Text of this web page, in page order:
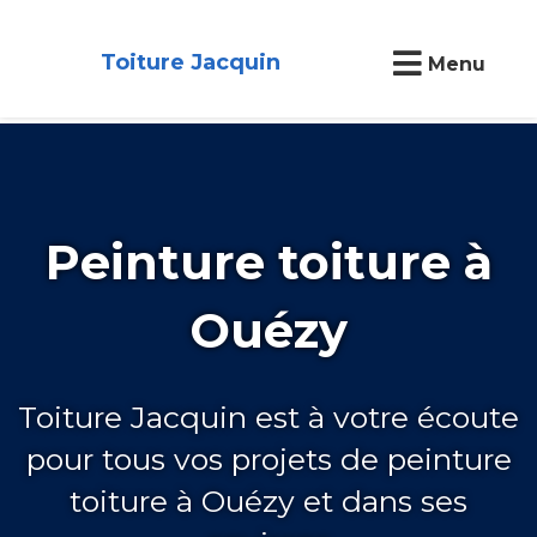
Toiture Jacquin Menu
Peinture toiture à
Ouézy
Toiture Jacquin est à votre écoute
pour tous vos projets de peinture
toiture à Ouézy et dans ses